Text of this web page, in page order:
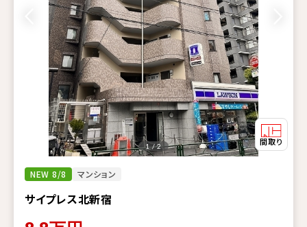
NEW 8/8 マンション
サイプレス北新宿
1 / 2